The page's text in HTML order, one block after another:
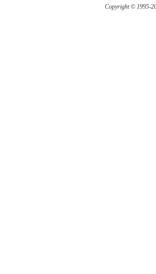
Copyright © 1995-